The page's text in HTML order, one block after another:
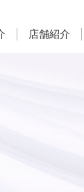
店舗紹介